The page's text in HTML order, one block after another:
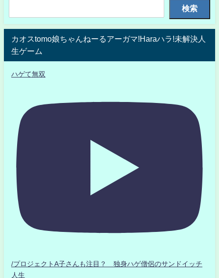
検索
カオスtomo娘ちゃんねーるアーガマ!Haraハラ!未解決人
生ゲーム
ハゲて無双
/プロジェクトA子さんも注目？ 独身ハゲ僧侶のサンドイッチ
人生